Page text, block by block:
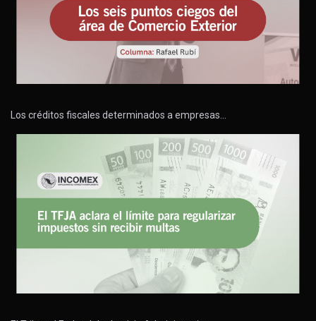
Los créditos fiscales determinados a empresas…